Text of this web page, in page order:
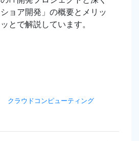
ョア開発」の概要とメリッ
とで解説しています。
クラウドコンピューティング